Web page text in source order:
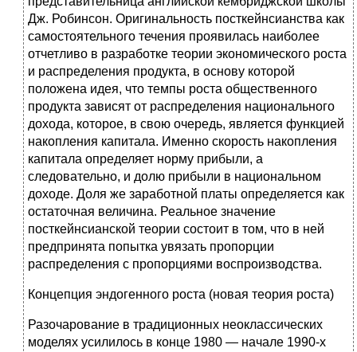
Дж. Робинсон. Оригинальность посткейнсианства как
самостоятельного течения проявилась наиболее
отчетливо в разработке теории экономического роста
и распределения продукта, в основу которой
положена идея, что темпы роста общественного
продукта зависят от распределения национального
дохода, которое, в свою очередь, является функцией
накопления капитала. Именно скорость накопления
капитала определяет норму прибыли, а
следовательно, и долю прибыли в национальном
доходе. Доля же заработной платы определяется как
остаточная величина. Реальное значение
посткейнсианской теории состоит в том, что в ней
предпринята попытка увязать пропорции
распределения с пропорциями воспроизводства.
Концепция эндогенного роста (новая теория роста)
Разочарование в традиционных неоклассических
моделях усилилось в конце 1980 — начале 1990-х